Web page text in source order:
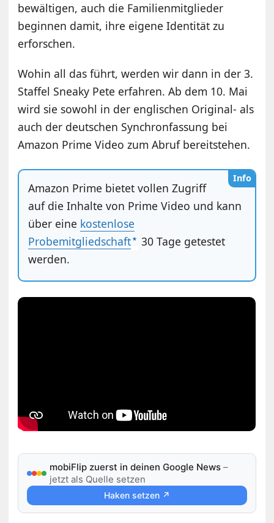
bewältigen, auch die Familienmitglieder
beginnen damit, ihre eigene Identität zu
erforschen.
Wohin all das führt, werden wir dann in der 3.
Staffel Sneaky Pete erfahren. Ab dem 10. Mai
wird sie sowohl in der englischen Original- als
auch der deutschen Synchronfassung bei
Amazon Prime Video zum Abruf bereitstehen.
Info
Amazon Prime bietet vollen Zugriff
auf die Inhalte von Prime Video und kann
über eine kostenlose
Probemitgliedschaft
30 Tage getestet
werden.
mobiFlip zuerst in deinen Google News –
jetzt als Quelle setzen
Haken setzen ↗